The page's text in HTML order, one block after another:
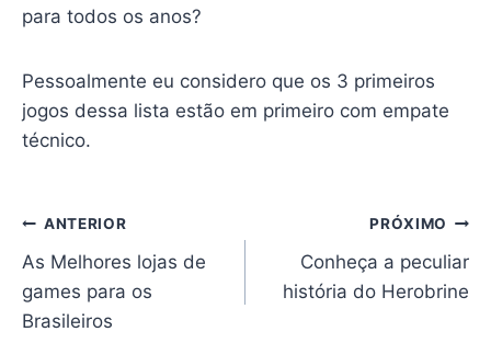
para todos os anos?
Pessoalmente eu considero que os 3 primeiros
jogos dessa lista estão em primeiro com empate
técnico.
Navegação
de
Post
ANTERIOR
As Melhores lojas de
games para os
Brasileiros
PRÓXIMO
Conheça a peculiar
história do Herobrine